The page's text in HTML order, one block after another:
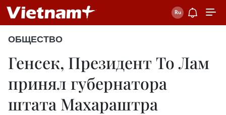
ОБЩЕСТВО
Генсек, Президент То Лам
принял губернатора
штата Махараштра